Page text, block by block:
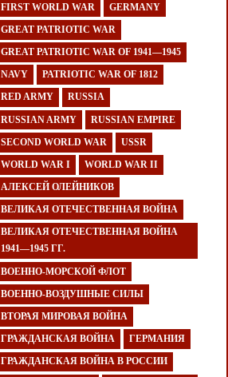
FIRST WORLD WAR GERMANY
GREAT PATRIOTIC WAR
GREAT PATRIOTIC WAR OF 1941—1945
NAVY PATRIOTIC WAR OF 1812
RED ARMY RUSSIA
RUSSIAN ARMY RUSSIAN EMPIRE
SECOND WORLD WAR USSR
WORLD WAR I WORLD WAR II
АЛЕКСЕЙ ОЛЕЙНИКОВ
ВЕЛИКАЯ ОТЕЧЕСТВЕННАЯ ВОЙНА
ВЕЛИКАЯ ОТЕЧЕСТВЕННАЯ ВОЙНА
1941—1945 ГГ.
ВОЕННО-МОРСКОЙ ФЛОТ
ВОЕННО-ВОЗДУШНЫЕ СИЛЫ
ВТОРАЯ МИРОВАЯ ВОЙНА
ГРАЖДАНСКАЯ ВОЙНА ГЕРМАНИЯ
ГРАЖДАНСКАЯ ВОЙНА В РОССИИ